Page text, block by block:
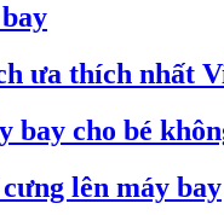
ưa thích nhất
bay cho bé
lên máy bay